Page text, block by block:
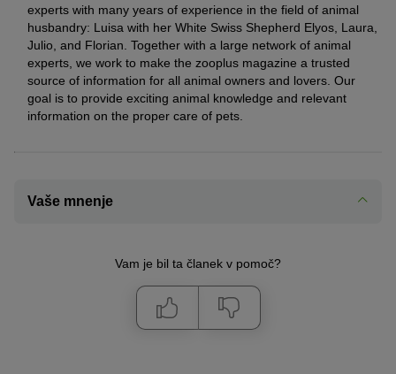
experts with many years of experience in the field of animal
husbandry: Luisa with her White Swiss Shepherd Elyos, Laura,
Julio, and Florian. Together with a large network of animal
experts, we work to make the zooplus magazine a trusted
source of information for all animal owners and lovers. Our
goal is to provide exciting animal knowledge and relevant
information on the proper care of pets.
Vaše mnenje
Vam je bil ta članek v pomoč?